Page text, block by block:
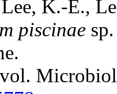
K.-E.,
piscinae